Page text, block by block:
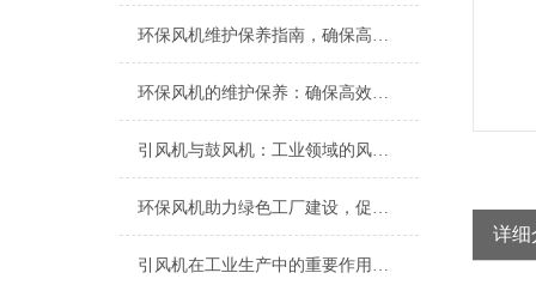
环保风机维护保养指南，确保高效稳定运行
环保风机的维护保养：确保高效运行的关键
引风机与鼓风机：工业领域的风动双子星
环保风机助力绿色工厂建设，促进节能减排
引风机在工业生产中的重要作用及发展趋势
详细